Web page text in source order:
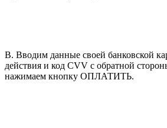
В. Вводим данные своей банковской
действия и код CVV с обратной
нажимаем кнопку ОПЛАТИТЬ.